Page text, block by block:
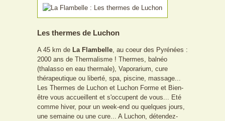
Les thermes de Luchon
A 45 km de La Flambelle , au coeur des Pyrénées :
2000 ans de Thermalisme ! Thermes, balnéo
(thalasso en eau thermale), Vaporarium, cure
thérapeutique ou liberté, spa, piscine, massage...
Les Thermes de Luchon et Luchon Forme et Bien-
être vous accueillent et s'occupent de vous... Eté
comme hiver, pour un week-end ou quelques jours,
une semaine ou une cure... A Luchon, détendez-